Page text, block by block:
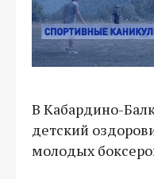
В Кабардино-
детский
молодых